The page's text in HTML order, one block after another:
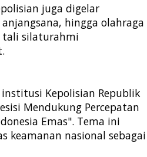
juga digelar
hingga olahraga
tali silaturahmi
Kepolisian Republik
Mendukung Percepatan
Emas". Tema ini
keamanan nasional sebagai